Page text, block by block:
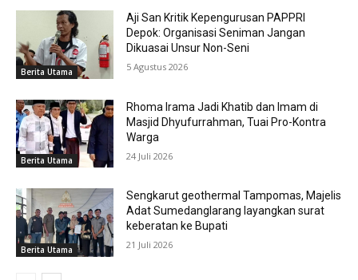
Berita Utama
Aji San Kritik Kepengurusan PAPPRI
Depok: Organisasi Seniman Jangan
Dikuasai Unsur Non-Seni
5 Agustus 2026
Berita Utama
Rhoma Irama Jadi Khatib dan Imam di
Masjid Dhyufurrahman, Tuai Pro-Kontra
Warga
24 Juli 2026
Berita Utama
Sengkarut geothermal Tampomas, Majelis
Adat Sumedanglarang layangkan surat
keberatan ke Bupati
21 Juli 2026